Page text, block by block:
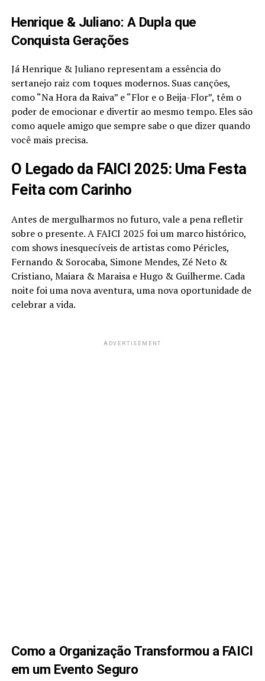
Henrique & Juliano: A Dupla que
Conquista Gerações
Já Henrique & Juliano representam a essência do
sertanejo raiz com toques modernos. Suas canções,
como “Na Hora da Raiva” e “Flor e o Beija-Flor”, têm o
poder de emocionar e divertir ao mesmo tempo. Eles são
como aquele amigo que sempre sabe o que dizer quando
você mais precisa.
O Legado da FAICI 2025: Uma Festa
Feita com Carinho
Antes de mergulharmos no futuro, vale a pena refletir
sobre o presente. A FAICI 2025 foi um marco histórico,
com shows inesquecíveis de artistas como Péricles,
Fernando & Sorocaba, Simone Mendes, Zé Neto &
Cristiano, Maiara & Maraisa e Hugo & Guilherme. Cada
noite foi uma nova aventura, uma nova oportunidade de
celebrar a vida.
ADVERTISEMENT
Como a Organização Transformou a FAICI
em um Evento Seguro